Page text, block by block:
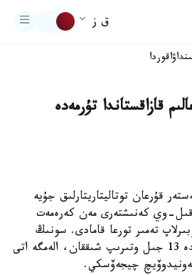
ق ز
اقوردا
قازاقستاندا تۇرمەدە
قۇرعان توتاليتاريتارلىق جۇيە
اقىل-وي كەنىشتەرى مەن كەرەمەت
تەمىر تورعا قامادى. سونىڭ
ءبىرى، كارلاگ لاگەرلەرىندە 13 جىل وتىرىپ شىققان، الەمگە اتى
لەونيدوۆيچ چيجەۆسكي.